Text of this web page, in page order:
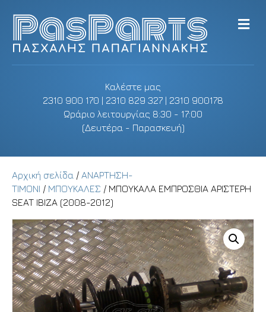
Καλέστε μας
2310 900 170 | 2310 829 327 | 2310 900178
Ωράριο λειτουργίας 8:30 - 17:00
(Δευτέρα - Παρασκευή)
M
e
Αρχική σελίδα / ΑΝΑΡΤΗΣΗ-
ΤΙΜΟΝΙ / ΜΠΟΥΚΑΛΕΣ / ΜΠΟΥΚΑΛΑ ΕΜΠΡΟΣΘΙΑ ΑΡΙΣΤΕΡΗ
SEAT IBIZA (2008-2012)